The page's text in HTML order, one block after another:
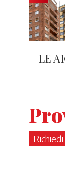
LE